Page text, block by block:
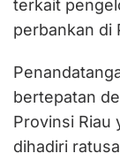
terkait
perbankan di
bertepatan
Provinsi Riau
dihadiri